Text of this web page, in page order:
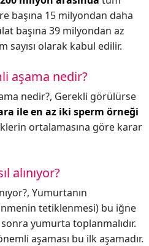
başına 15 milyondan daha
başına 39 milyondan az
olarak kabul edilir.
aşama nedir?
nedir?, Gerekli görülürse
ile en az iki sperm örneği
ortalamasına göre karar
alınıyor?
Yumurtanın
tetiklenmesi) bu iğne
yumurta toplanmalıdır.
aşaması bu ilk aşamadır.